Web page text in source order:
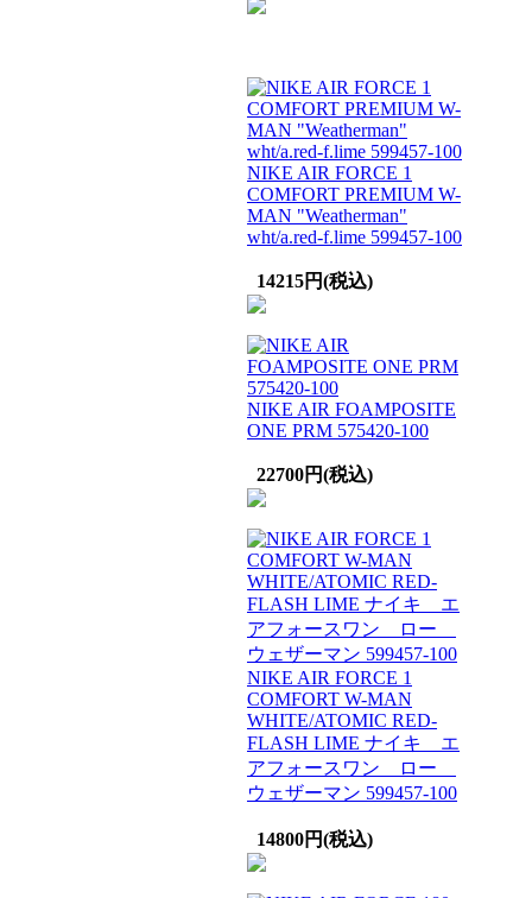
NIKE AIR FORCE 1
COMFORT PREMIUM W-
MAN "Weatherman"
wht/a.red-f.lime 599457-100
14215円(税込)
NIKE AIR FOAMPOSITE
ONE PRM 575420-100
22700円(税込)
NIKE AIR FORCE 1
COMFORT W-MAN
WHITE/ATOMIC RED-
FLASH LIME ナイキ エ
アフォースワン ロー
ウェザーマン 599457-100
14800円(税込)